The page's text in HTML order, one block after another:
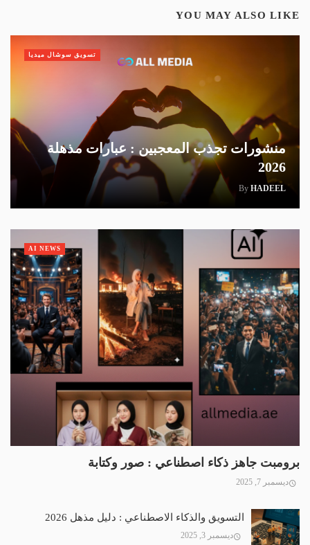
YOU MAY ALSO LIKE
منشورات تجذب المعجبين : عبارات مذهلة
2026
By HADEEL
تسويق سوشال ميديا
برومبت جاهز ذكاء اصطناعي : صور وكتابة
ديسمبر 7, 2025
AI NEWS
التسويق والذكاء الاصطناعي : دليل مذهل 2026
ديسمبر 3, 2025